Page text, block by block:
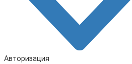
Авторизация